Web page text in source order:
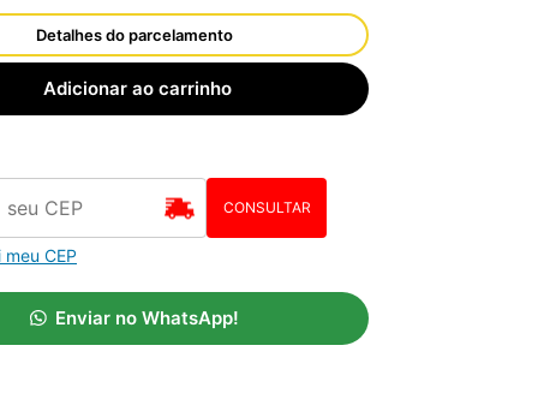
Detalhes do parcelamento
Adicionar ao carrinho
CONSULTAR
CEP
Enviar no WhatsApp!